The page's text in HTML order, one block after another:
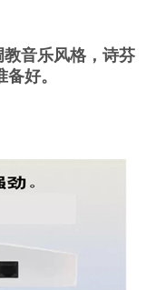
音乐风格，诗芬
好。